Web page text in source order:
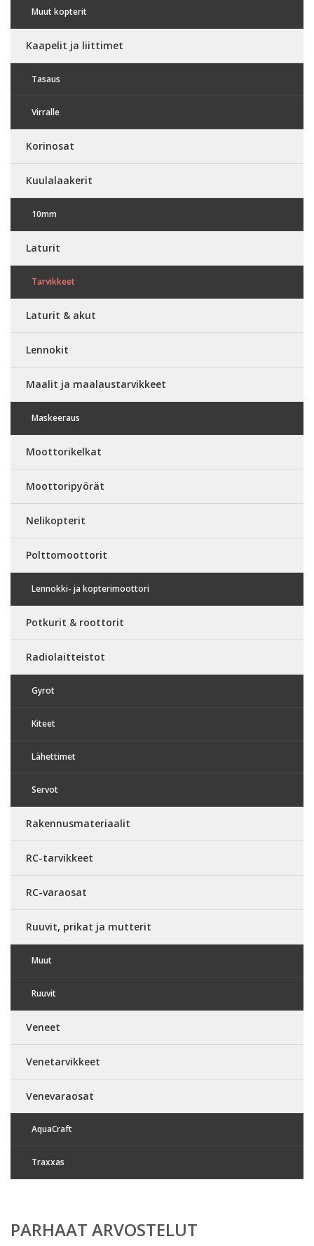
Muut kopterit
Kaapelit ja liittimet
Tasaus
Virralle
Korinosat
Kuulalaakerit
10mm
Laturit
Tarvikkeet
Laturit & akut
Lennokit
Maalit ja maalaustarvikkeet
Maskeeraus
Moottorikelkat
Moottoripyörät
Nelikopterit
Polttomoottorit
Lennokki- ja kopterimoottori
Potkurit & roottorit
Radiolaitteistot
Gyrot
Kiteet
Lähettimet
Servot
Rakennusmateriaalit
RC-tarvikkeet
RC-varaosat
Ruuvit, prikat ja mutterit
Muut
Ruuvit
Veneet
Venetarvikkeet
Venevaraosat
AquaCraft
Traxxas
PARHAAT ARVOSTELUT